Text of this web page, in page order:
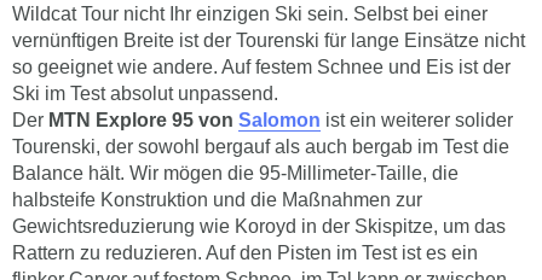
Wildcat Tour nicht Ihr einzigen Ski sein. Selbst bei einer
vernünftigen Breite ist der Tourenski für lange Einsätze nicht
so geeignet wie andere. Auf festem Schnee und Eis ist der
Ski im Test absolut unpassend.
Der MTN Explore 95 von Salomon ist ein weiterer solider
Tourenski, der sowohl bergauf als auch bergab im Test die
Balance hält. Wir mögen die 95-Millimeter-Taille, die
halbsteife Konstruktion und die Maßnahmen zur
Gewichtsreduzierung wie Koroyd in der Skispitze, um das
Rattern zu reduzieren. Auf den Pisten im Test ist es ein